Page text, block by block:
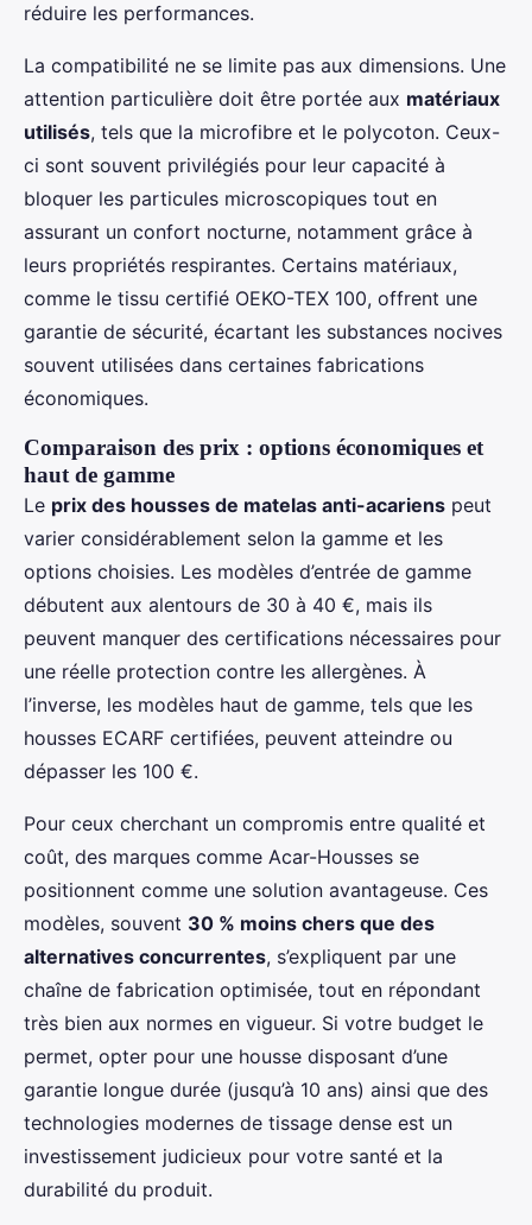
réduire les performances.
La compatibilité ne se limite pas aux dimensions. Une
attention particulière doit être portée aux matériaux
utilisés, tels que la microfibre et le polycoton. Ceux-
ci sont souvent privilégiés pour leur capacité à
bloquer les particules microscopiques tout en
assurant un confort nocturne, notamment grâce à
leurs propriétés respirantes. Certains matériaux,
comme le tissu certifié OEKO-TEX 100, offrent une
garantie de sécurité, écartant les substances nocives
souvent utilisées dans certaines fabrications
économiques.
Comparaison des prix : options économiques et
haut de gamme
Le prix des housses de matelas anti-acariens peut
varier considérablement selon la gamme et les
options choisies. Les modèles d’entrée de gamme
débutent aux alentours de 30 à 40 €, mais ils
peuvent manquer des certifications nécessaires pour
une réelle protection contre les allergènes. À
l’inverse, les modèles haut de gamme, tels que les
housses ECARF certifiées, peuvent atteindre ou
dépasser les 100 €.
Pour ceux cherchant un compromis entre qualité et
coût, des marques comme Acar-Housses se
positionnent comme une solution avantageuse. Ces
modèles, souvent 30 % moins chers que des
alternatives concurrentes, s’expliquent par une
chaîne de fabrication optimisée, tout en répondant
très bien aux normes en vigueur. Si votre budget le
permet, opter pour une housse disposant d’une
garantie longue durée (jusqu’à 10 ans) ainsi que des
technologies modernes de tissage dense est un
investissement judicieux pour votre santé et la
durabilité du produit.